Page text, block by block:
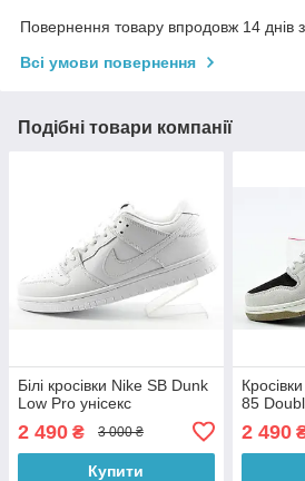
Повернення товару впродовж 14 днів
Всі умови повернення
Подібні товари компанії
Білі кросівки Nike SB Dunk
Low Pro унісекс
2 490 ₴ 3 000 ₴
Купити
85
2 490